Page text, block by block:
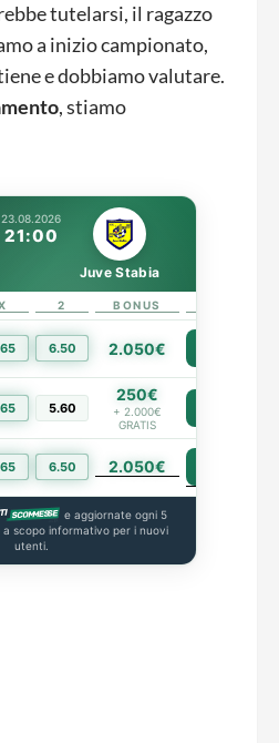
tutelarsi, il ragazzo
a inizio campionato,
e dobbiamo valutare.
, stiamo
23.08.2026
21:00
Juve Stabia
2 BONUS
6.50 2.050€
5.60
250€
+ 2.000€
GRATIS
6.50 2.050€
e aggiornate ogni 5
a scopo informativo per i nuovi
utenti.